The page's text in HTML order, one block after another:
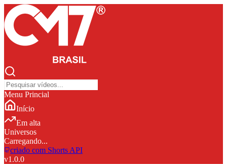
Menu Princial
Início
Em alta
Universos
Carregando...
criado com Shorts API
v1.0.0